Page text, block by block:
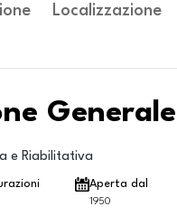
Localizzazione
Generale
e Riabilitativa
Aperta dal
1950